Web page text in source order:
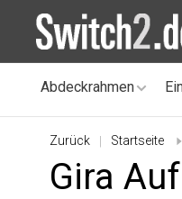
Abdeckrahmen
Zurück Startseite
Gira